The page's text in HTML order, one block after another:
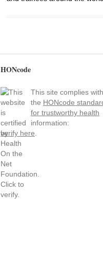
HONcode
This site complies with
the HONcode
for trustworthy health
information:
verify here